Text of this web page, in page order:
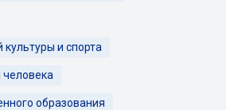
культуры и спорта
образования